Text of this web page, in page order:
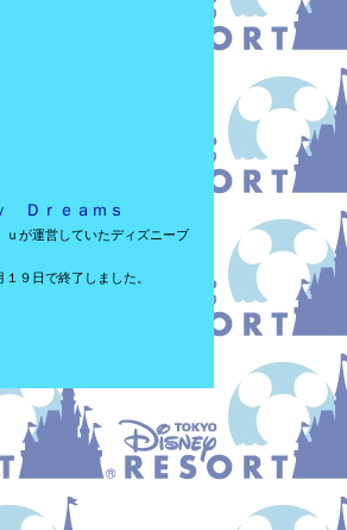
　Ｄｒｅａｍｓ
ｕが運営していたディズニーブ
９日で終了しました。